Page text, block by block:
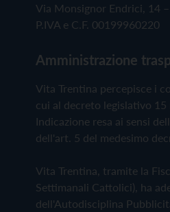
Via Monsignor Endrici, 14
P.IVA e C.F. 00199960220
Amministrazione
Vita Trentina percepisce i
cui al decreto legislativo 15
Indicazione resa ai sensi
dell'art. 5 del medesimo
Vita Trentina, tramite la
Settimanali Cattolici), ha
dell'Autodisciplina